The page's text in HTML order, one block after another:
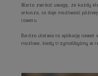
Warto zwrócić uwagę, że każdy
arkusza, co daje możliwość
roweru.
Bardzo ułatwia to aplikację nawet
możliwe, kiedy trzymalibyśmy w